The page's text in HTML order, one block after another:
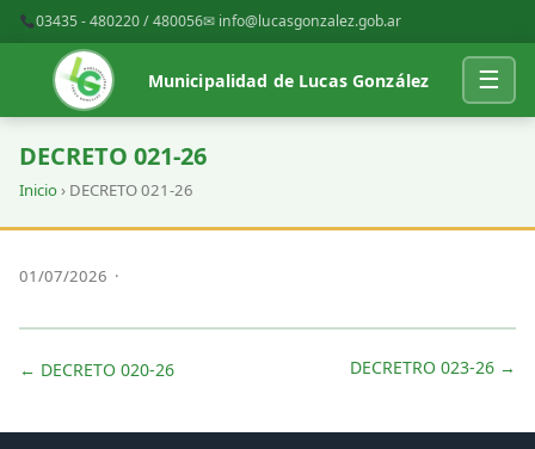
03435 - 480220 / 480056✉ info@lucasgonzalez.gob.ar
Municipalidad de Lucas González ☰
DECRETO 021-26
Inicio› DECRETO 021-26
01/07/2026 ·
← DECRETO 020-26 DECRETRO 023-26 →